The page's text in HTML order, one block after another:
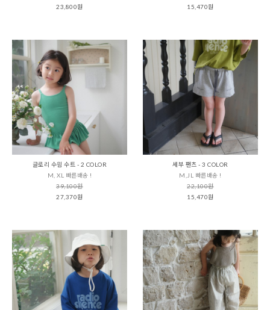
23,800원
15,470원
글로리 수읨 수트 - 2 COLOR
M, XL 빠른배송 !
39,100원
27,370원
세부 팬츠 - 3 COLOR
M,JL 빠른배송 !
22,100원
15,470원